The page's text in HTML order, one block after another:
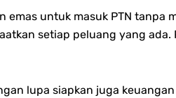
emas untuk masuk PTN
setiap peluang yang
lupa siapkan juga